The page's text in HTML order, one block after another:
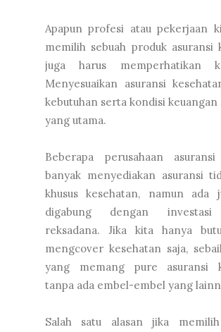
Apapun profesi atau pekerjaan
memilih sebuah produk asuransi
juga harus memperhatikan
Menyesuaikan asuransi
kebutuhan serta kondisi keuangan
yang utama.
Beberapa perusahaan asuransi
banyak menyediakan asuransi
khusus kesehatan, namun ada
digabung dengan investasi
reksadana. Jika kita hanya
mengcover kesehatan saja,
yang memang pure asuransi
tanpa ada embel-embel yang
Salah satu alasan jika